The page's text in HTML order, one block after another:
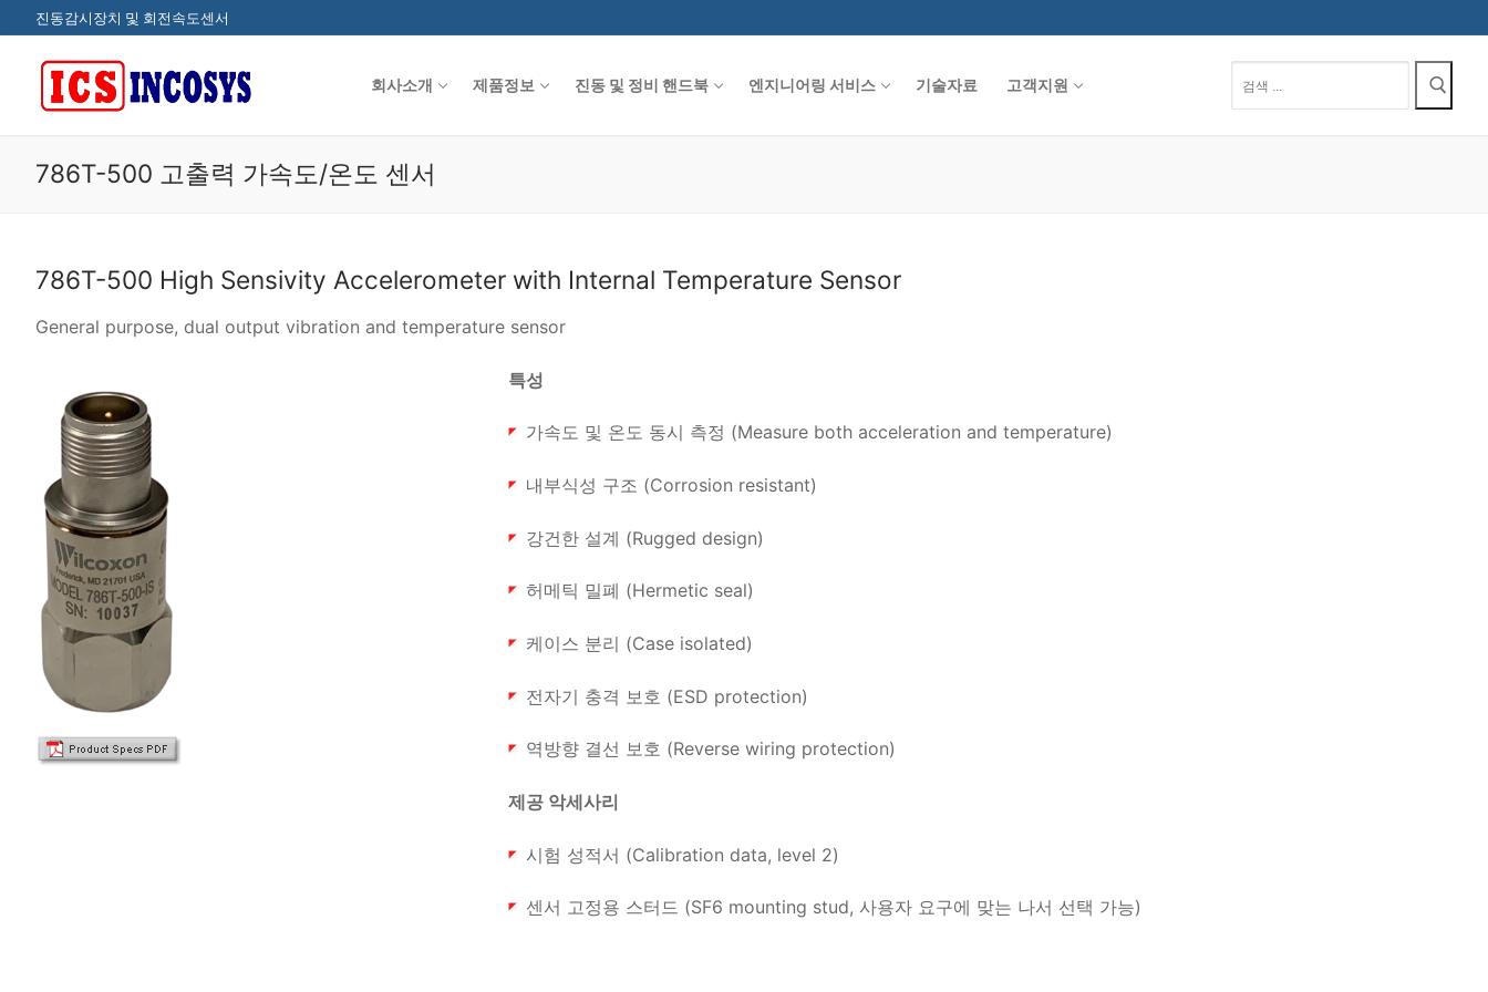
텐
진동감시장치 및 회전속도센서
회사소개 제품정보 진동 및 정비 핸드북 엔지니어링 서비스 기술자료 고객지원
색
:
786T-500 고출력 가속도/온도 센서
786T-500 High Sensivity Accelerometer with Internal Temperature Sensor
General purpose, dual output vibration and temperature sensor
특성
가속도 및 온도 동시 측정 (Measure both acceleration and temperature)
내부식성 구조 (Corrosion resistant)
강건한 설계 (Rugged design)
허메틱 밀폐 (Hermetic seal)
케이스 분리 (Case isolated)
전자기 충격 보호 (ESD protection)
역방향 결선 보호 (Reverse wiring protection)
제공 악세사리
시험 성적서 (Calibration data, level 2)
센서 고정용 스터드 (SF6 mounting stud, 사용자 요구에 맞는 나서 선택 가능)